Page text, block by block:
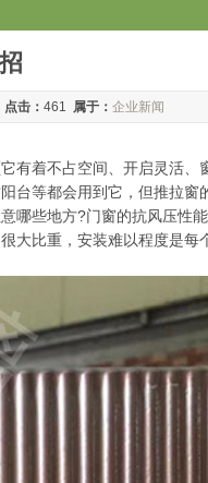
点击： 461 属于： 企业新闻
有着不占空间、开启灵活、
台等都会用到它，但推拉窗
哪些地方?门窗的抗风压性
大比重，安装难以程度是每